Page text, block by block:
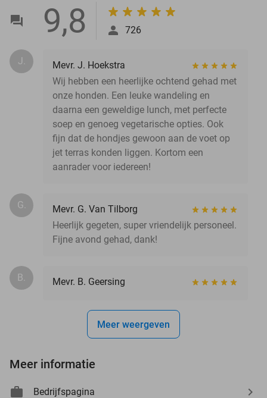
9,8 726
J.
Mevr. J. Hoekstra
Wij hebben een heerlijke ochtend gehad met
onze honden. Een leuke wandeling en
daarna een geweldige lunch, met perfecte
soep en genoeg vegetarische opties. Ook
fijn dat de hondjes gewoon aan de voet op
jet terras konden liggen. Kortom een
aanrader voor iedereen!
G.
Mevr. G. Van Tilborg
Heerlijk gegeten, super vriendelijk personeel.
Fijne avond gehad, dank!
B. Mevr. B. Geersing
Meer weergeven
Meer informatie
Bedrijfspagina